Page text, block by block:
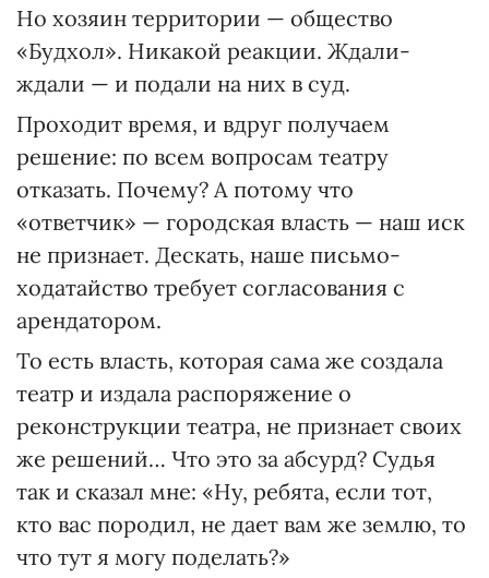
Но хозяин территории — общество
«Будхол». Никакой реакции. Ждали-
ждали — и подали на них в суд.
Проходит время, и вдруг получаем
решение: по всем вопросам театру
отказать. Почему? А потому что
«ответчик» — городская власть — наш иск
не признает. Дескать, наше письмо-
ходатайство требует согласования с
арендатором.
То есть власть, которая сама же создала
театр и издала распоряжение о
реконструкции театра, не признает своих
же решений… Что это за абсурд? Судья
так и сказал мне: «Ну, ребята, если тот,
кто вас породил, не дает вам же землю, то
что тут я могу поделать?»